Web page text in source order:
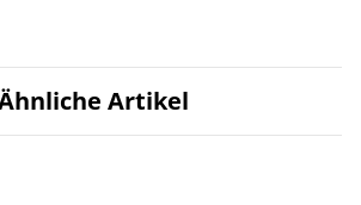
Artikel